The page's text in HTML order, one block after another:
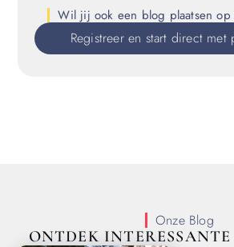
Wil jij ook een blog plaatsen op
Registreer en start direct met
Onze Blog
ONTDEK